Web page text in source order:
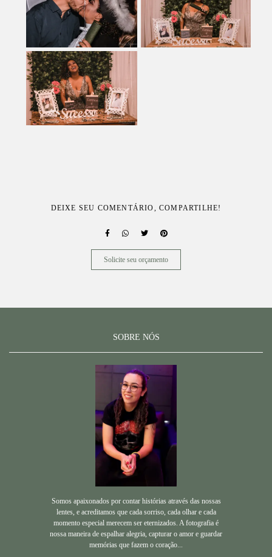
DEIXE SEU COMENTÁRIO, COMPARTILHE!
Solicite seu orçamento
SOBRE NÓS
Somos apaixonados por contar histórias através das nossas
lentes, e acreditamos que cada sorriso, cada olhar e cada
momento especial merecem ser eternizados. A fotografia é
nossa maneira de espalhar alegria, capturar o amor e guardar
memórias que fazem o coração...